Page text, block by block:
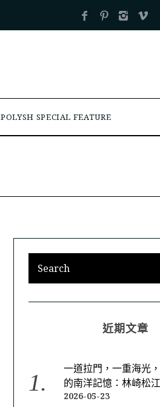
POLYSH SPECIAL FEATURE
近期文章
一道拉門，一重海光
的南洋記憶：林崎松
2026-05-23